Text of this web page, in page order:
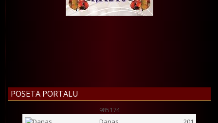
POSETA PORTALU
985174